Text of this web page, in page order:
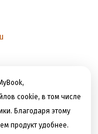
cookie, в том числе
Благодаря этому
продукт удобнее.